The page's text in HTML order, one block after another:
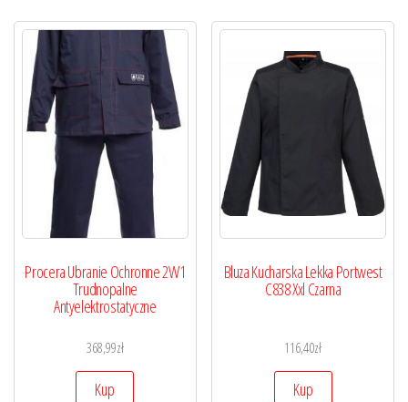
Procera Ubranie Ochronne 2W1
Trudnopalne
Antyelektrostatyczne
368,99zł
Kup
Bluza Kucharska Lekka Portwest
C838 Xxl Czarna
116,40zł
Kup